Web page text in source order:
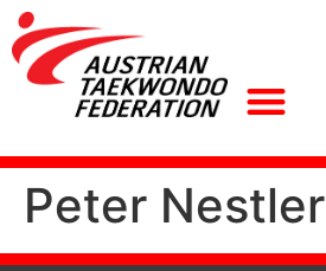
Peter Nestler